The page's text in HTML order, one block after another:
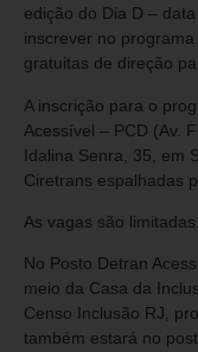
edição do Dia D –
inscrever no
gratuitas de direção
A inscrição para o
Acessível – PCD (Av.
Idalina Senra, 35, em
Ciretrans espalhadas
As vagas são limitadas.
No Posto Detran
meio da Casa da
Censo Inclusão RJ,
também estará no